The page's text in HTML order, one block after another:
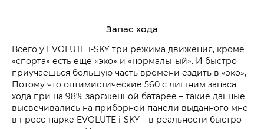
Запас хода
Всего у EVOLUTE i‑SKY три режима движения, кроме
«спорта» есть еще «эко» и «нормальный». И быстро
приучаешься большую часть времени ездить в «эко»,
Потому что оптимистические 560 с лишним запаса
хода при на 98% заряженной батарее – такие данные
высвечивались на приборной панели выданного мне
в пресс-парке EVOLUTE i‑SKY – в реальности быстро